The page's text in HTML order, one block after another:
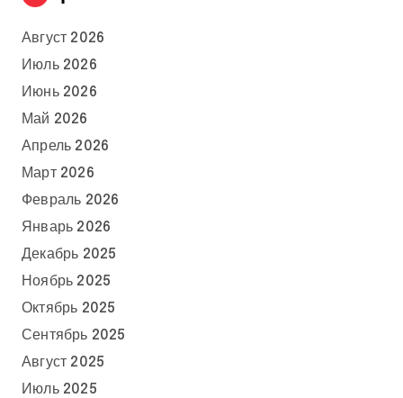
Август 2026
Июль 2026
Июнь 2026
Май 2026
Апрель 2026
Март 2026
Февраль 2026
Январь 2026
Декабрь 2025
Ноябрь 2025
Октябрь 2025
Сентябрь 2025
Август 2025
Июль 2025